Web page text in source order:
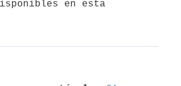
en esta